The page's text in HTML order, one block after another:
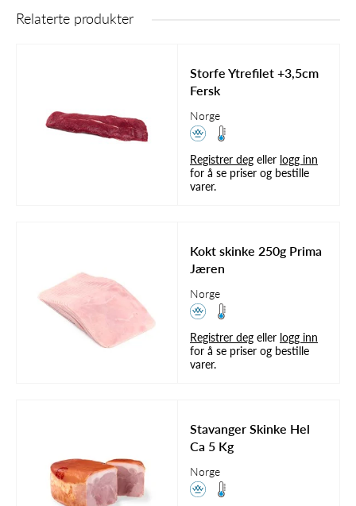
Relaterte produkter
Storfe Ytrefilet +3,5cm
Fersk
Norge
Registrer deg eller logg inn
for å se priser og bestille
varer.
Kokt skinke 250g Prima
Jæren
Norge
Registrer deg eller logg inn
for å se priser og bestille
varer.
Stavanger Skinke Hel
Ca 5 Kg
Norge